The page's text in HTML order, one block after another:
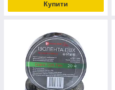
Купити